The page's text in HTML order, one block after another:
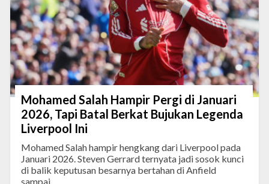
Mohamed Salah Hampir Pergi di Januari
2026, Tapi Batal Berkat Bujukan Legenda
Liverpool Ini
Mohamed Salah hampir hengkang dari Liverpool pada
Januari 2026. Steven Gerrard ternyata jadi sosok kunci
di balik keputusan besarnya bertahan di Anfield
sampai